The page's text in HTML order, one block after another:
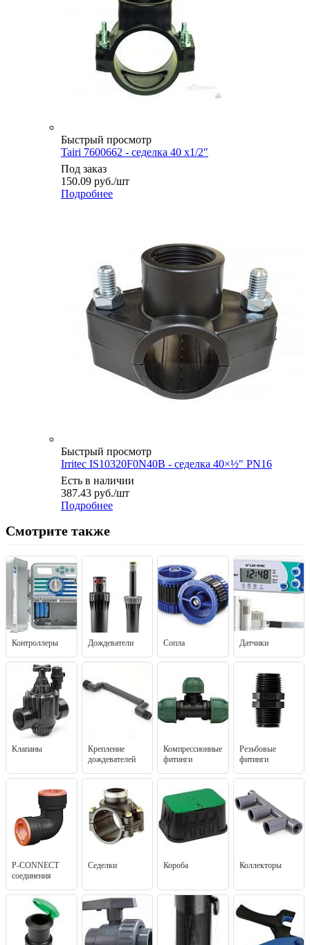
Быстрый просмотр
Tairi 7600662 - седелка 40 х1/2"
Под заказ
150.09 руб./шт
Подробнее
Быстрый просмотр
Irritec IS10320F0N40B - седелка 40×½" PN16
Есть в наличии
387.43 руб./шт
Подробнее
Смотрите также
Контроллеры Дождеватели Сопла Датчики
Клапаны
Крепление
дождевателей
Компрессионные
фитинги
Резьбовые
фитинги
P-CONNECT
соединения
Седелки Короба Коллекторы